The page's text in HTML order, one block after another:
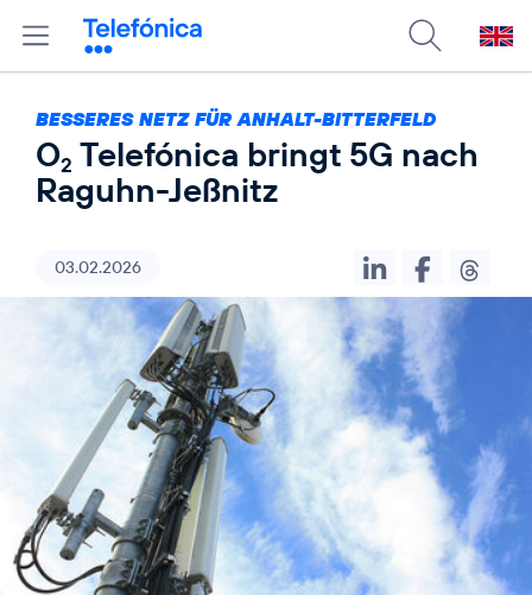
BESSERES NETZ FÜR ANHALT-BITTERFELD
O2 Telefónica bringt 5G nach
Raguhn-Jeßnitz
03.02.2026